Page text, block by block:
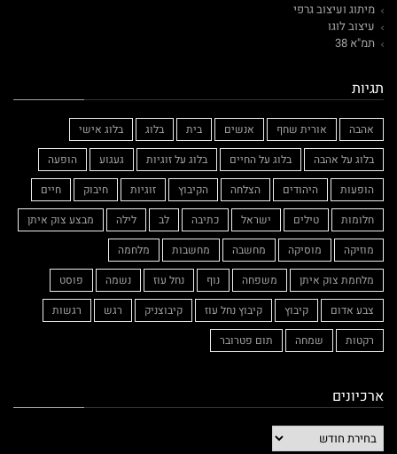
מיתוג ועיצוב גרפי
עיצוב לוגו
תמ"א 38
תגיות
אהבה אורית שחף אנשים בית בלוג
בלוג אישי
בלוג על אהבה
בלוג על החיים בלוג על זוגיות געגוע
הופעה
הופעות
היהודים הצלחה הקיבוץ זוגיות חיבוק
חיים
חלומות
טילים ישראל כתיבה לב לילה
מבצע צוק איתן
מוזיקה
מוסיקה מחשבה מחשבות
מלחמה
מלחמת צוק איתן
משפחה נוף נחל עוז נשמה
פוסט
צבע אדום
קיבוץ קיבוץ נחל עוז קיבוצניק רגש
רגשות
רקטות
שמחה תום פטרובר
ארכיונים